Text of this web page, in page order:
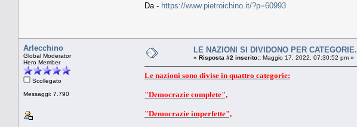
Da - https://www.pietroichino.it/?p=60993
Arlecchino
Global Moderator
Hero Member
Scollegato
Messaggi: 7.790
LE NAZIONI SI DIVIDONO PER CATEGORIE.
« Risposta #2 inserito:: Maggio 17, 2022, 07:30:52 pm »
Le nazioni sono divise in quattro categorie:
"Democrazie complete",
"Democrazie imperfette",